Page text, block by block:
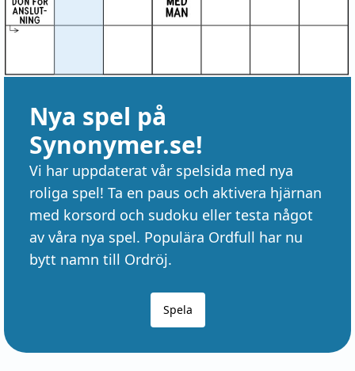
Nya spel på
Synonymer.se!
Vi har uppdaterat vår spelsida med nya
roliga spel! Ta en paus och aktivera hjärnan
med korsord och sudoku eller testa något
av våra nya spel. Populära Ordfull har nu
bytt namn till Ordröj.
Spela